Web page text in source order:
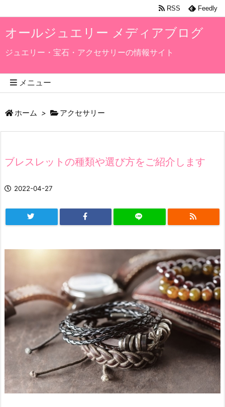
オールジュエリー メディアブログ
ジュエリー・宝石・アクセサリーの情報サイト
メニュー
RSS Feedly
ホーム > アクセサリー
ブレスレットの種類や選び方をご紹介します
2022-04-27